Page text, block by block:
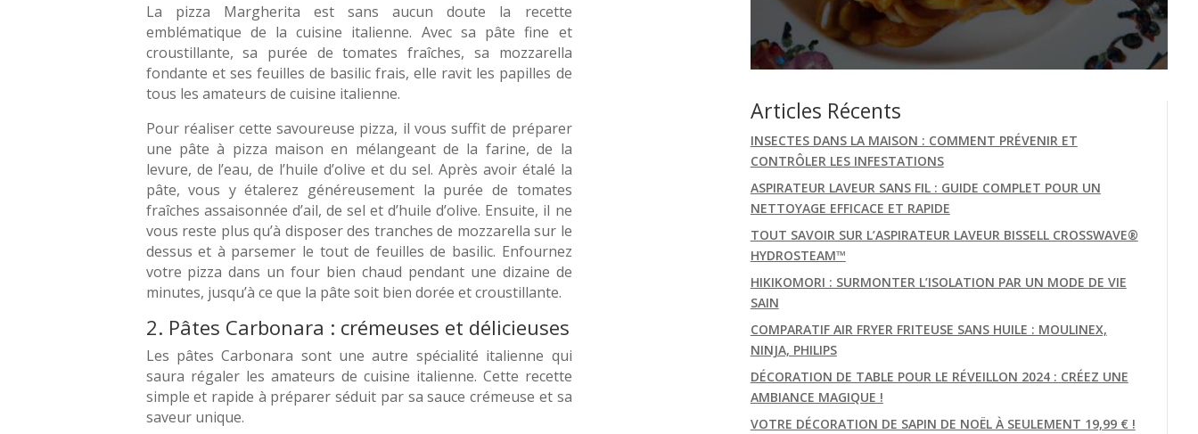
La pizza Margherita est sans aucun doute la recette
emblématique de la cuisine italienne. Avec sa pâte fine et
croustillante, sa purée de tomates fraîches, sa mozzarella
fondante et ses feuilles de basilic frais, elle ravit les papilles de
tous les amateurs de cuisine italienne.
Pour réaliser cette savoureuse pizza, il vous suffit de préparer
une pâte à pizza maison en mélangeant de la farine, de la
levure, de l’eau, de l’huile d’olive et du sel. Après avoir étalé la
pâte, vous y étalerez généreusement la purée de tomates
fraîches assaisonnée d’ail, de sel et d’huile d’olive. Ensuite, il ne
vous reste plus qu’à disposer des tranches de mozzarella sur le
dessus et à parsemer le tout de feuilles de basilic. Enfournez
votre pizza dans un four bien chaud pendant une dizaine de
minutes, jusqu’à ce que la pâte soit bien dorée et croustillante.
2. Pâtes Carbonara : crémeuses et délicieuses
Les pâtes Carbonara sont une autre spécialité italienne qui
saura régaler les amateurs de cuisine italienne. Cette recette
simple et rapide à préparer séduit par sa sauce crémeuse et sa
saveur unique.
Articles Récents
INSECTES DANS LA MAISON : COMMENT PRÉVENIR ET
CONTRÔLER LES INFESTATIONS
ASPIRATEUR LAVEUR SANS FIL : GUIDE COMPLET POUR UN
NETTOYAGE EFFICACE ET RAPIDE
TOUT SAVOIR SUR L’ASPIRATEUR LAVEUR BISSELL CROSSWAVE®
HYDROSTEAM™
HIKIKOMORI : SURMONTER L’ISOLATION PAR UN MODE DE VIE
SAIN
COMPARATIF AIR FRYER FRITEUSE SANS HUILE : MOULINEX,
NINJA, PHILIPS
DÉCORATION DE TABLE POUR LE RÉVEILLON 2024 : CRÉEZ UNE
AMBIANCE MAGIQUE !
VOTRE DÉCORATION DE SAPIN DE NOËL À SEULEMENT 19,99 € !